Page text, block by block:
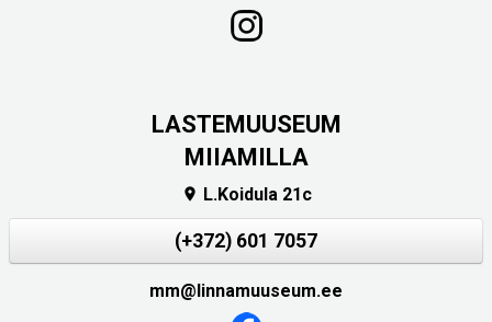
LASTEMUUSEUM
MIIAMILLA
 L.Koidula 21c
(+372) 601 7057
mm@linnamuuseum.ee